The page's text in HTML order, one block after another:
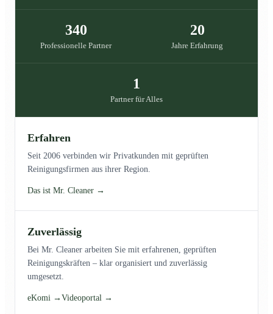
340
Professionelle Partner
20
Jahre Erfahrung
1
Partner für Alles
Erfahren
Seit 2006 verbinden wir Privatkunden mit geprüften
Reinigungsfirmen aus ihrer Region.
Das ist Mr. Cleaner →
Zuverlässig
Bei Mr. Cleaner arbeiten Sie mit erfahrenen, geprüften
Reinigungskräften – klar organisiert und zuverlässig
umgesetzt.
eKomi → Videoportal →